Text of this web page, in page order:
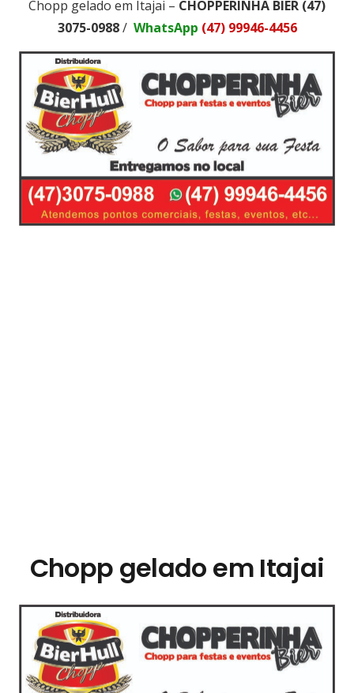
Chopp gelado em Itajai – CHOPPERINHA BIER (47)
3075-0988/ WhatsApp (47) 99946-4456
Chopp gelado em Itajai